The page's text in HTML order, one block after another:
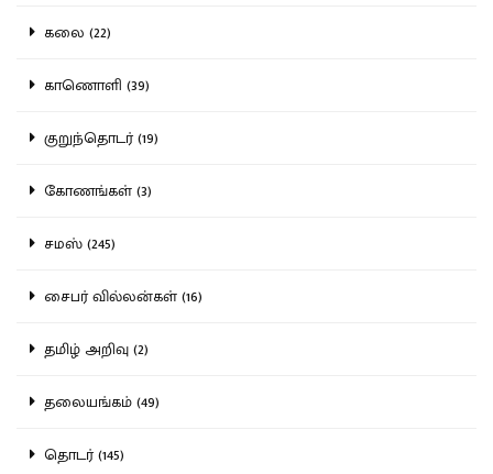
கலை (22)
காணொளி (39)
குறுந்தொடர் (19)
கோணங்கள் (3)
சமஸ் (245)
சைபர் வில்லன்கள் (16)
தமிழ் அறிவு (2)
தலையங்கம் (49)
தொடர் (145)